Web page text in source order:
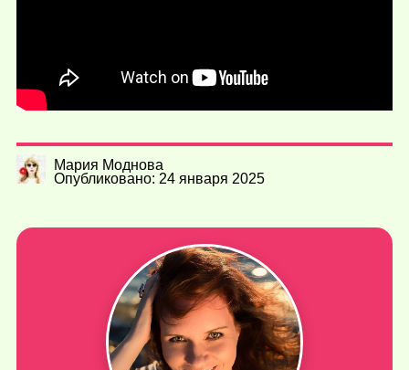
Мария Моднова
Опубликовано: 24 января 2025